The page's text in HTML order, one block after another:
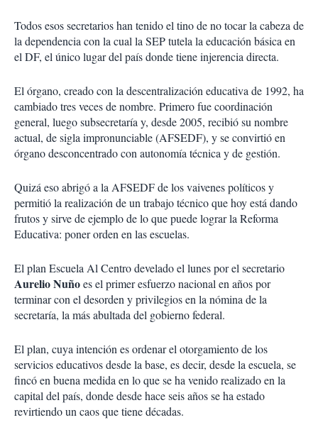
Todos esos secretarios han tenido el tino de no tocar la cabeza de
la dependencia con la cual la SEP tutela la educación básica en
el DF, el único lugar del país donde tiene injerencia directa.
El órgano, creado con la descentralización educativa de 1992, ha
cambiado tres veces de nombre. Primero fue coordinación
general, luego subsecretaría y, desde 2005, recibió su nombre
actual, de sigla impronunciable (AFSEDF), y se convirtió en
órgano desconcentrado con autonomía técnica y de gestión.
Quizá eso abrigó a la AFSEDF de los vaivenes políticos y
permitió la realización de un trabajo técnico que hoy está dando
frutos y sirve de ejemplo de lo que puede lograr la Reforma
Educativa: poner orden en las escuelas.
El plan Escuela Al Centro develado el lunes por el secretario
Aurelio Nuñoes el primer esfuerzo nacional en años por
terminar con el desorden y privilegios en la nómina de la
secretaría, la más abultada del gobierno federal.
El plan, cuya intención es ordenar el otorgamiento de los
servicios educativos desde la base, es decir, desde la escuela, se
fincó en buena medida en lo que se ha venido realizado en la
capital del país, donde desde hace seis años se ha estado
revirtiendo un caos que tiene décadas.